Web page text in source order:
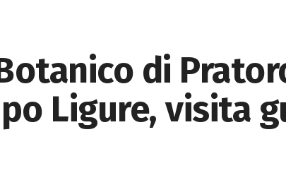
di
Ligure, visita